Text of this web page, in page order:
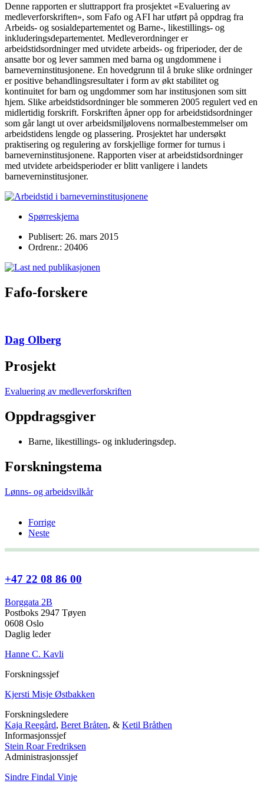
Denne rapporten er sluttrapport fra prosjektet «Evaluering av
medleverforskriften», som Fafo og AFI har utført på oppdrag fra
Arbeids- og sosialdepartementet og Barne-, likestillings- og
inkluderingsdepartementet. Medleverordninger er
arbeidstidsordninger med utvidete arbeids- og friperioder, der de
ansatte bor og lever sammen med barna og ungdommene i
barneverninstitusjonene. En hovedgrunn til å bruke slike ordninger
er positive behandlingsresultater i form av økt stabilitet og
kontinuitet for barn og ungdommer som har institusjonen som sitt
hjem. Slike arbeidstidsordninger ble sommeren 2005 regulert ved en
midlertidig forskrift. Forskriften åpner opp for arbeidstidsordninger
som går langt ut over arbeidsmiljølovens normalbestemmelser om
arbeidstidens lengde og plassering. Prosjektet har undersøkt
praktisering og regulering av forskjellige former for turnus i
barneverninstitusjonene. Rapporten viser at arbeidstidsordninger
med utvidete arbeidsperioder er blitt vanligere i landets
barneverninstitusjoner.
Spørreskjema
Publisert: 26. mars 2015
Ordrenr.: 20406
Fafo-forskere
Dag Olberg
Prosjekt
Evaluering av medleverforskriften
Oppdragsgiver
Barne, likestillings- og inkluderingsdep.
Forskningstema
Lønns- og arbeidsvilkår
Forrige
Neste
+47 22 08 86 00
Borggata 2B
Postboks 2947 Tøyen
0608 Oslo
Daglig leder
Hanne C. Kavli
Forskningssjef
Kjersti Misje Østbakken
Forskningsledere
Kaja Reegård, Beret Bråten, & Ketil Bråthen
Informasjonssjef
Stein Roar Fredriksen
Administrasjonssjef
Sindre Findal Vinje